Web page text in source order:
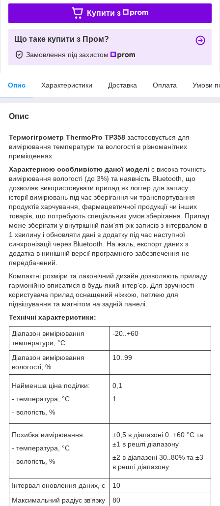
Купити з
Що таке купити з Пром?
Замовлення під захистом
Опис Характеристики Доставка Оплата Умови
Опис
Термогігрометр ThermoPro TP358 застосовується для
вимірювання температури та вологості в різноманітних
приміщеннях.
Характерною особливістю даної моделі є висока точність
вимірювання вологості (до 3%) та наявність Bluetooth, що
дозволяє використовувати прилад як логгер для запису
історії вимірювань під час зберігання чи транспортування
продуктів харчування, фармацевтичної продукції чи інших
товарів, що потребують спеціальних умов зберігання. Прилад
може зберігати у внутрішній пам'яті рік записів з інтервалом в
1 хвилину і обновляти дані в додатку під час наступної
синхронізації через Bluetooth. На жаль, експорт даних з
додатка в нинішній версії програмного забезпечення не
передбачений.
Компактні розміри та лаконічний дизайн дозволяють приладу
гармонійно вписатися в будь-який інтер’єр. Для зручності
користувача прилад оснащений ніжкою, петлею для
підвішування та магнітом на задній панелі.
Технічні характеристики:
Діапазон вимірювання
температури, °С
-20..+60
Діапазон вимірювання
вологості, %
10..99
Найменша ціна поділки:
- температура, °С
- вологість, %
0,1
1
Похибка вимірювання:
- температура, °С
- вологість, %
±0,5 в діапазоні 0..+60 °С та
±1 в решті діапазону
±2 в діапазоні 30..80% та ±3
в решті діапазону
Інтервал оновлення даних, с
10
Максимальний радіус зв'язку
80